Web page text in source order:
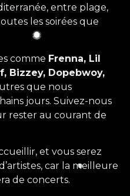
entre plage,
les soirées que
comme Frenna, Lil
Bizzey, Dopebwoy,
que nous
jours. Suivez-nous
rester au courant de
et vous serez
car la meilleure
de concerts.